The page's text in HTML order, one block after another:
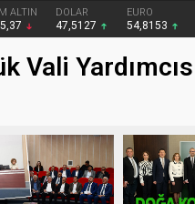
ALTIN DOLAR
47,5127
EURO
54,8153
Vali